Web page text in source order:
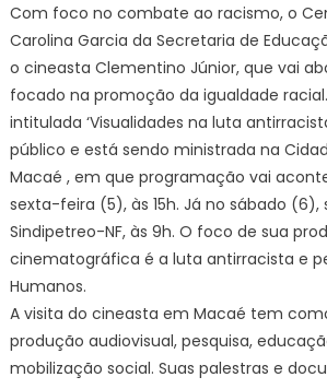
na
luta
antirracista'
recebe
o
cineasta
Júnior
nesta
semana
em
–
Notícias
de
Com foco no combate ao racismo, o
Carolina Garcia da Secretaria de
o cineasta Clementino Júnior, que vai
focado na promoção da igualdade
intitulada ‘Visualidades na luta
público e está sendo ministrada na
Macaé , em que programação vai
sexta-feira (5), às 15h. Já no sábado (6),
Sindipetreo-NF, às 9h. O foco de sua
cinematográfica é a luta antirracista e
Humanos.
A visita do cineasta em Macaé tem
produção audiovisual, pesquisa,
mobilização social. Suas palestras e